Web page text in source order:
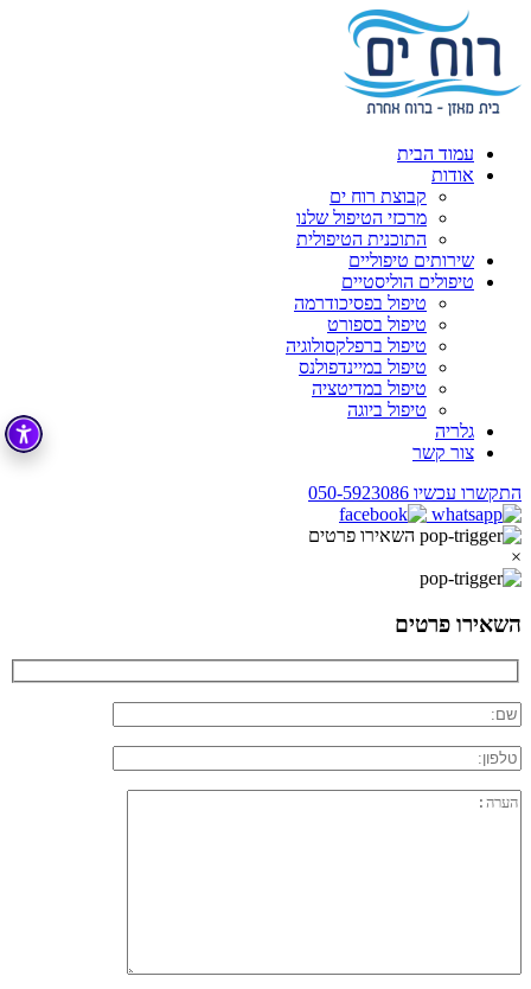
עמוד הבית
אודות
קבוצת רוח ים
מרכזי הטיפול שלנו
התוכנית הטיפולית
שירותים טיפוליים
טיפולים הוליסטיים
טיפול בפסיכודרמה
טיפול בספורט
טיפול ברפלקסולוגיה
טיפול במיינדפולנס
טיפול במדיטציה
טיפול ביוגה
גלריה
צור קשר
התקשרו עכשיו 050-5923086
השאירו פרטים
×
השאירו פרטים